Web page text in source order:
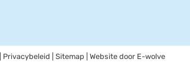
Privacybeleid Sitemap | Website door E-wolve